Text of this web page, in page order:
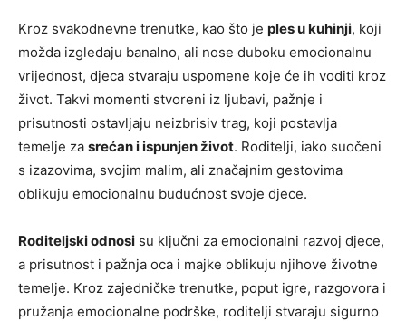
Kroz svakodnevne trenutke, kao što je ples u kuhinji, koji
možda izgledaju banalno, ali nose duboku emocionalnu
vrijednost, djeca stvaraju uspomene koje će ih voditi kroz
život. Takvi momenti stvoreni iz ljubavi, pažnje i
prisutnosti ostavljaju neizbrisiv trag, koji postavlja
temelje za srećan i ispunjen život. Roditelji, iako suočeni
s izazovima, svojim malim, ali značajnim gestovima
oblikuju emocionalnu budućnost svoje djece.
Roditeljski odnosi su ključni za emocionalni razvoj djece,
a prisutnost i pažnja oca i majke oblikuju njihove životne
temelje. Kroz zajedničke trenutke, poput igre, razgovora i
pružanja emocionalne podrške, roditelji stvaraju sigurno